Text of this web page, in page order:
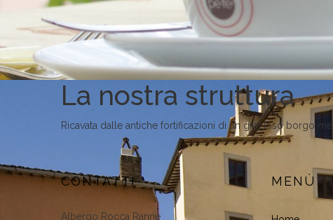
La nostra struttura
Ricavata dalle antiche fortificazioni di un grazioso borgo
CONTATTI
Albergo Rocca Ranne
MENÙ